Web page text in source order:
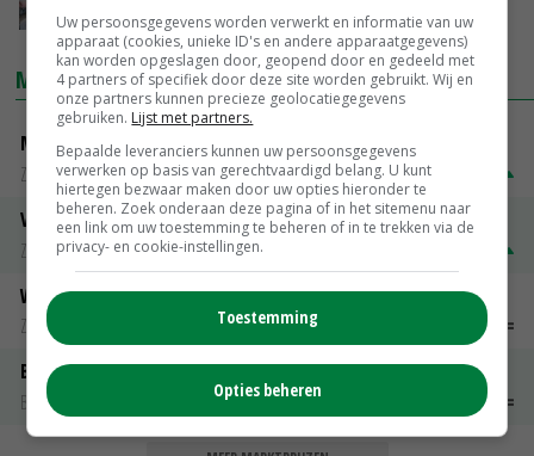
MARKTPRIJZEN
Magere melkpoeder
Zuivel weekprijzen
€ 269,00
Volle melkpoeder
Zuivel weekprijzen
Weipoeder
Zuivel weekprijzen
Boeren Gouda 12 kg
Boerenkaas
Uw persoonsgegevens worden verwerkt en informatie van uw
apparaat (cookies, unieke ID's en andere apparaatgegevens)
kan worden opgeslagen door, geopend door en gedeeld met
4 partners of specifiek door deze site worden gebruikt. Wij en
onze partners kunnen precieze geolocatiegegevens
gebruiken. Lijst met partners.
Bepaalde leveranciers kunnen uw persoonsgegevens
verwerken op basis van gerechtvaardigd belang. U kunt
hiertegen bezwaar maken door uw opties hieronder te
beheren. Zoek onderaan deze pagina of in het sitemenu naar
een link om uw toestemming te beheren of in te trekken via de
privacy- en cookie-instellingen.
Toestemming
Opties beheren